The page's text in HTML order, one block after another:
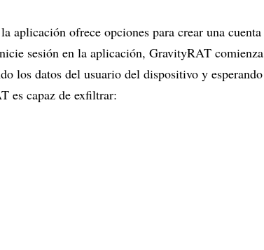
aplicación ofrece opciones para crear una cuenta
sesión en la aplicación, GravityRAT comienza
los datos del usuario del dispositivo y esperando
es capaz de exfiltrar: